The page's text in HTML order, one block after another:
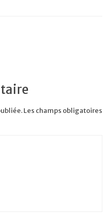
Les champs obligatoires